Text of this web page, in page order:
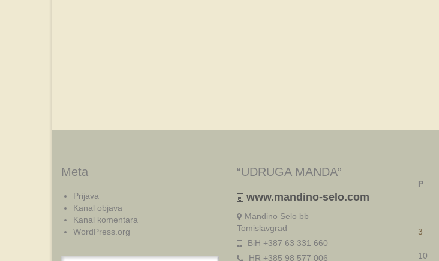
Meta
Prijava
Kanal objava
Kanal komentara
WordPress.org
“UDRUGA MANDA”
www.mandino-selo.com
Mandino Selo bb
Tomislavgrad
BiH +387 63 331 660
HR +385 98 577 006
P
3
10